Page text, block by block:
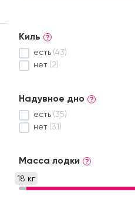
Киль ?
есть (43)
нет (2)
Надувное дно ?
есть (35)
нет (31)
Масса лодки ?
18 кг